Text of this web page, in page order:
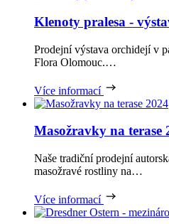
Klenoty pralesa -
Prodejní výstava orchidejí v
Flora Olomouc.…
Více informací
Masožravky na terase
Naše tradiční prodejní
masožravé rostliny na…
Více informací